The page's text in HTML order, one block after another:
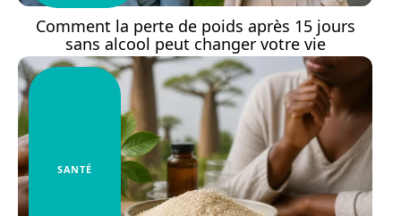
Comment la perte de poids après 15 jours
sans alcool peut changer votre vie
SANTÉ